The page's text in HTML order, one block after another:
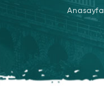
Anasayfa